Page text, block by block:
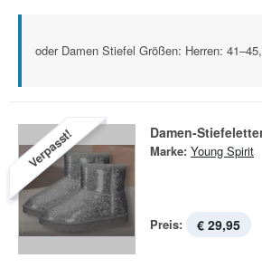
oder Damen Stiefel Größen: Herren:
Verpasst! Damen-
Marke: Young Spirit
Preis: € 29,95